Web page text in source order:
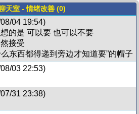
天室 - 情绪改善 (0)
04 19:54)
的是 可以要 也可以不要
接受
东西都得递到旁边才知道要”的帽子
03 22:53)
31 23:38)